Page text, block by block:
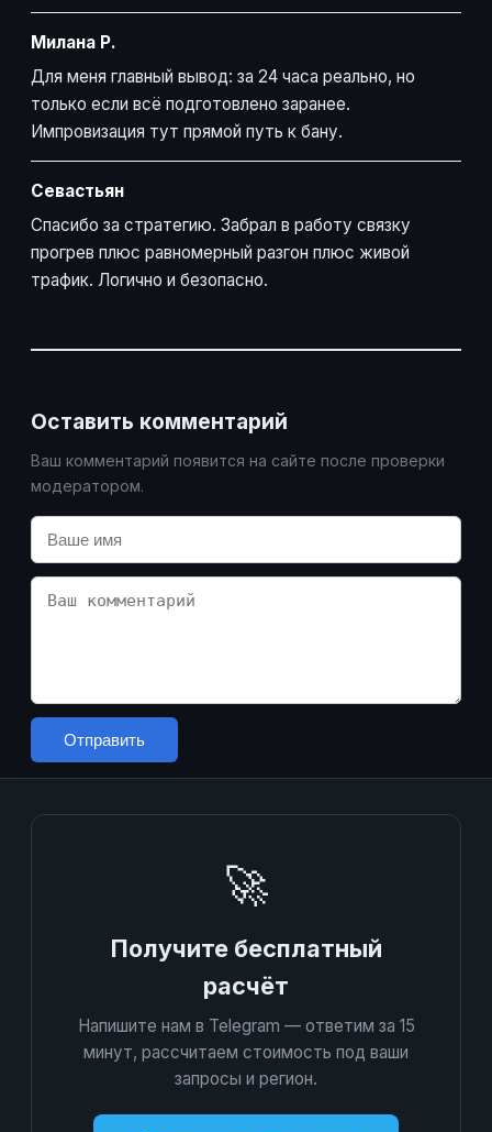
Милана Р.
Для меня главный вывод: за 24 часа реально, но
только если всё подготовлено заранее.
Импровизация тут прямой путь к бану.
Севастьян
Спасибо за стратегию. Забрал в работу связку
прогрев плюс равномерный разгон плюс живой
трафик. Логично и безопасно.
Оставить комментарий
Ваш комментарий появится на сайте после проверки
модератором.
Отправить
🚀
Получите бесплатный
расчёт
Напишите нам в Telegram — ответим за 15
минут, рассчитаем стоимость под ваши
запросы и регион.